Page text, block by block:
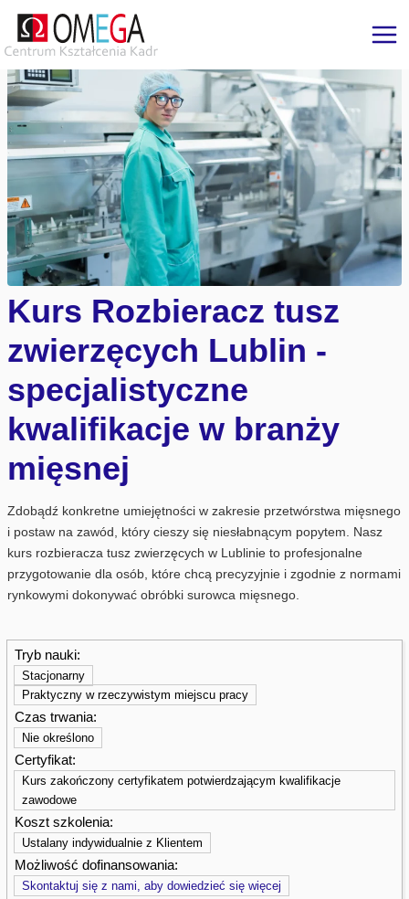
content
Kurs Rozbieracz tusz
zwierzęcych Lublin -
specjalistyczne
kwalifikacje w branży
mięsnej
Zdobądź konkretne umiejętności w zakresie przetwórstwa mięsnego
i postaw na zawód, który cieszy się niesłabnącym popytem. Nasz
kurs rozbieracza tusz zwierzęcych w Lublinieto profesjonalne
przygotowanie dla osób, które chcą precyzyjnie i zgodnie z normami
rynkowymi dokonywać obróbki surowca mięsnego.
Tryb nauki:
Stacjonarny
Praktyczny w rzeczywistym miejscu pracy
Czas trwania:
Nie określono
Certyfikat:
Kurs zakończony certyfikatem potwierdzającym kwalifikacje
zawodowe​
Koszt szkolenia:
Ustalany indywidualnie z Klientem
Możliwość dofinansowania:
Skontaktuj się z nami, aby dowiedzieć się więcej